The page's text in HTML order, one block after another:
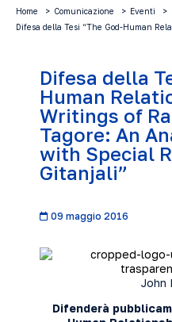
Home Comunicazione
Eventi
Difesa della Tesi “The God-Human
Difesa della
Human
Writings of
Tagore: An
with Special
Gitanjali”
09 maggio 2016
John
Difenderà